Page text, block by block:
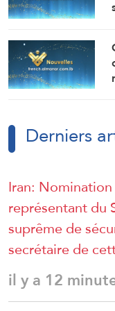
Derniers
Iran:
représentant du
suprême de
secrétaire de
il y a 12